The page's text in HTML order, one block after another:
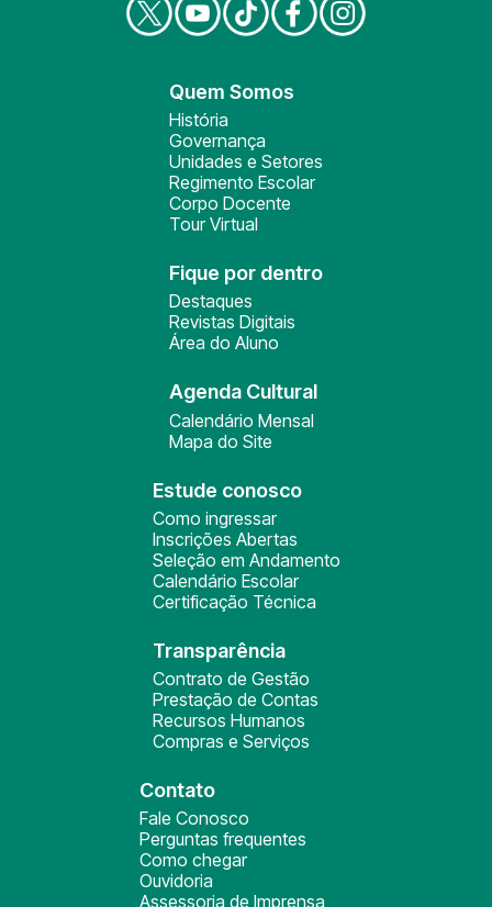
Quem Somos
História
Governança
Unidades e Setores
Regimento Escolar
Corpo Docente
Tour Virtual
Fique por dentro
Destaques
Revistas Digitais
Área do Aluno
Agenda Cultural
Calendário Mensal
Mapa do Site
Estude conosco
Como ingressar
Inscrições Abertas
Seleção em Andamento
Calendário Escolar
Certificação Técnica
Transparência
Contrato de Gestão
Prestação de Contas
Recursos Humanos
Compras e Serviços
Contato
Fale Conosco
Perguntas frequentes
Como chegar
Ouvidoria
Assessoria de Imprensa